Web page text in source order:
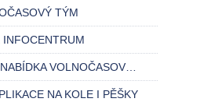
TÝM
INFOCENTRUM
NA KOLE I PĚŠKY